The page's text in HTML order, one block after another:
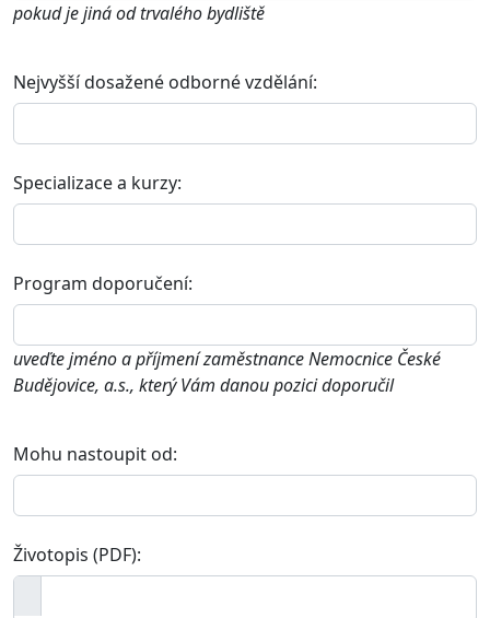
pokud je jiná od trvalého bydliště
Nejvyšší dosažené odborné vzdělání:
Specializace a kurzy:
Program doporučení:
uveďte jméno a příjmení zaměstnance Nemocnice České
Budějovice, a.s., který Vám danou pozici doporučil
Mohu nastoupit od:
Životopis (PDF):